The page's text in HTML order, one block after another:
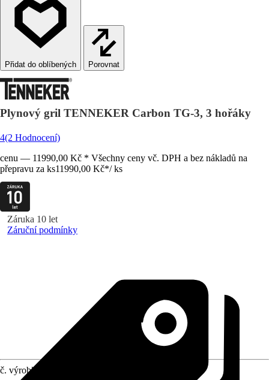
Porovnat
Plynový gril TENNEKER Carbon TG-3, 3 hořáky
4(2 Hodnocení)
cenu — 11990,00 Kč * Všechny ceny vč. DPH a bez nákladů na
přepravu za ks11990,00 Kč*/ ks
Záruka 10 let
Záruční podmínky
č. výrobku